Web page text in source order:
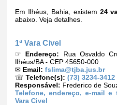
Em Ilhéus, Bahia, existem 24
abaixo. Veja detalhes.
1ª Vara Civel
☞ Endereço: Rua Osvaldo
Ilhéus/BA - CEP 45650-000
✉ Email: fslima@tjba.jus.br
☏ Telefone(s): (73) 3234-3412
Responsável: Frederico de
Telefone, endereço, e-mail
Vara Civel